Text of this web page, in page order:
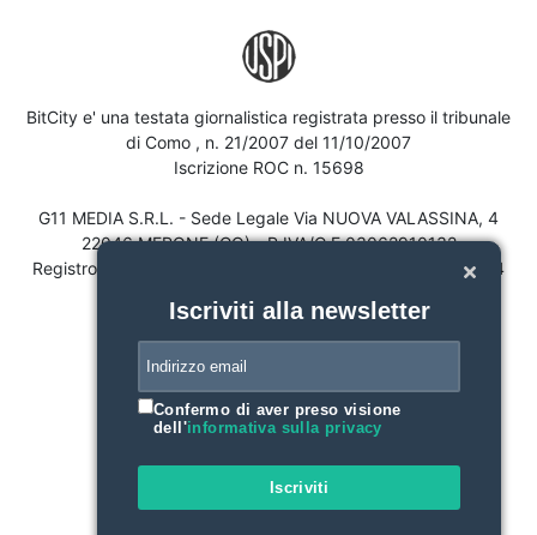
BitCity e' una testata giornalistica registrata presso il tribunale
di Como , n. 21/2007 del 11/10/2007
Iscrizione ROC n. 15698
G11 MEDIA S.R.L. - Sede Legale Via NUOVA VALASSINA, 4
22046 MERONE (CO) - P.IVA/C.F.03062910132
Registro imprese di Como n. 03062910132 - REA n. 293834
Iscriviti alla newsletter
Confermo di aver preso visione
dell'informativa sulla privacy
Iscriviti